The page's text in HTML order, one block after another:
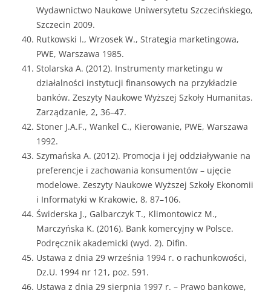
Wydawnictwo Naukowe Uniwersytetu Szczecińskiego,
Szczecin 2009.
Rutkowski I., Wrzosek W., Strategia marketingowa,
PWE, Warszawa 1985.
Stolarska A. (2012). Instrumenty marketingu w
działalności instytucji finansowych na przykładzie
banków. Zeszyty Naukowe Wyższej Szkoły Humanitas.
Zarządzanie, 2, 36–47.
Stoner J.A.F., Wankel C., Kierowanie, PWE, Warszawa
1992.
Szymańska A. (2012). Promocja i jej oddziaływanie na
preferencje i zachowania konsumentów – ujęcie
modelowe. Zeszyty Naukowe Wyższej Szkoły Ekonomii
i Informatyki w Krakowie, 8, 87–106.
Świderska J., Galbarczyk T., Klimontowicz M.,
Marczyńska K. (2016). Bank komercyjny w Polsce.
Podręcznik akademicki (wyd. 2). Difin.
Ustawa z dnia 29 września 1994 r. o rachunkowości,
Dz.U. 1994 nr 121, poz. 591.
Ustawa z dnia 29 sierpnia 1997 r. – Prawo bankowe,